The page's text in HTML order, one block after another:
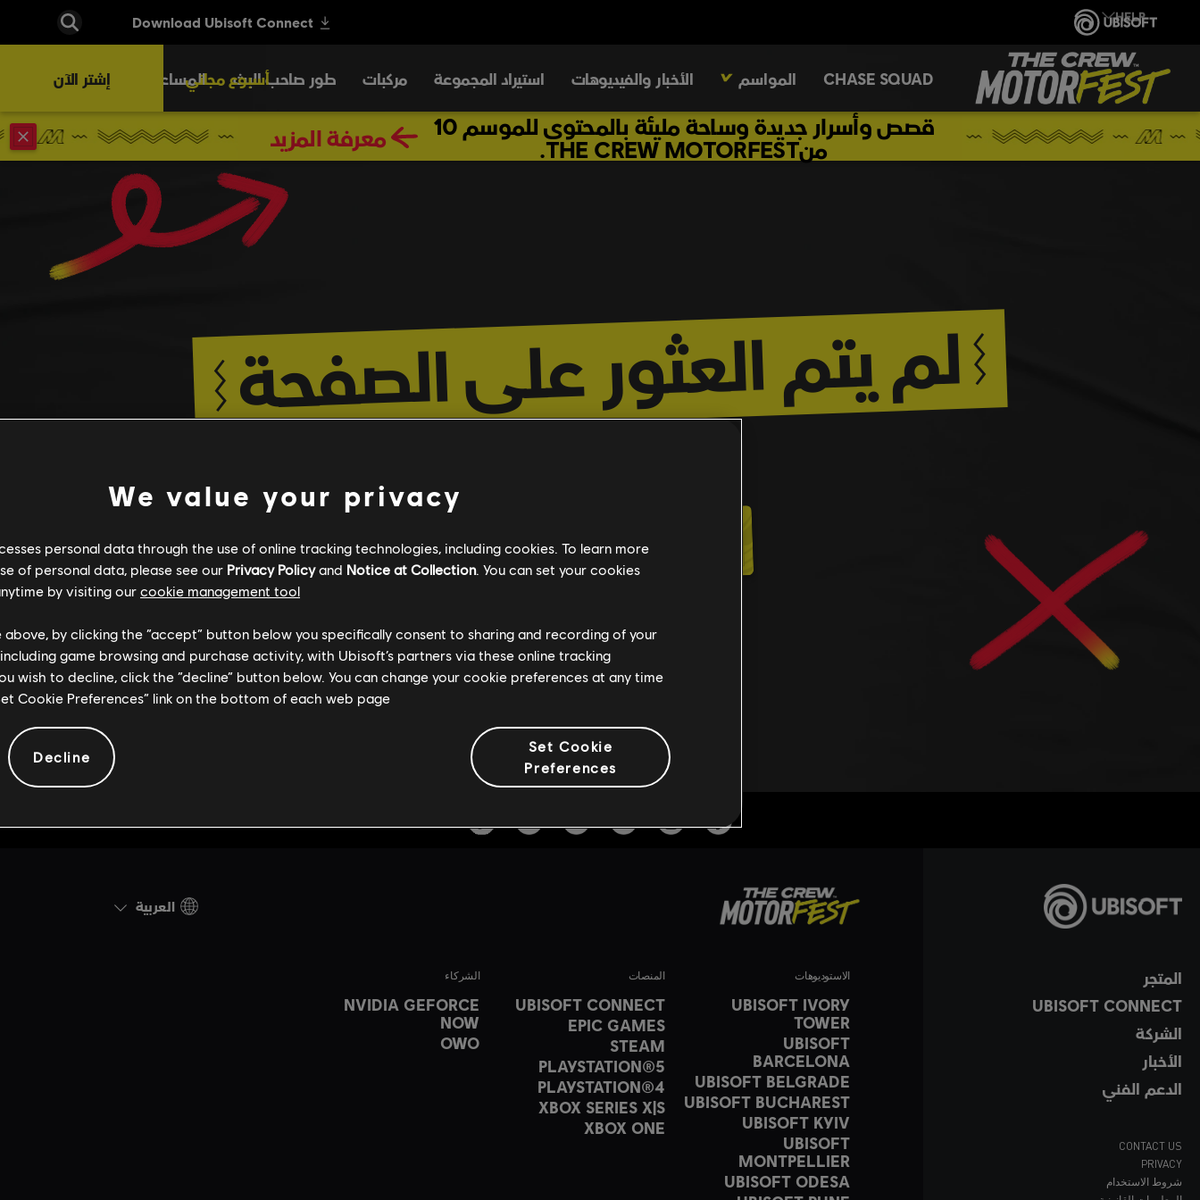
قصص وأسرار جديدة وساحة مليئة بالمحتوى للموسم 10
منTHE CREW MOTORFEST.
معرفة المزيد
CHASE SQUAD المواسم الأخبار والفيديوهات استيراد المجموعة مركبات طور صاحب البث المساعدةأسبوع مجاني إشتر الآن
لم يتم العثور على الصفحة
العودة إلى الصفحة الرئيسية
المتجر
UBISOFT CONNECT
الشركة
الأخبار
الدعم الفني
CONTACT US
PRIVACY
شروط الاستخدام
الاستوديوهات
UBISOFT IVORY
TOWER
UBISOFT
BARCELONA
UBISOFT BELGRADE
UBISOFT BUCHAREST
UBISOFT KYIV
UBISOFT
MONTPELLIER
UBISOFT ODESA
المنصات
UBISOFT CONNECT
EPIC GAMES
STEAM
PLAYSTATION®5
PLAYSTATION®4
XBOX SERIES X|S
XBOX ONE
الشركاء
NVIDIA GEFORCE
NOW
OWO
العربية
We value your privacy
personal data through the use of online tracking technologies, including cookies. To learn more
of personal data, please see our Privacy Policyand Notice at Collection. You can set your cookies
by visiting our cookie management tool.
by clicking the “accept” button below you specifically consent to sharing and recording of your
game browsing and purchase activity, with Ubisoft’s partners via these online tracking
wish to decline, click the “decline” button below. You can change your cookie preferences at any time
Cookie Preferences” link on the bottom of each web page.
Set Cookie
Preferences
Decline